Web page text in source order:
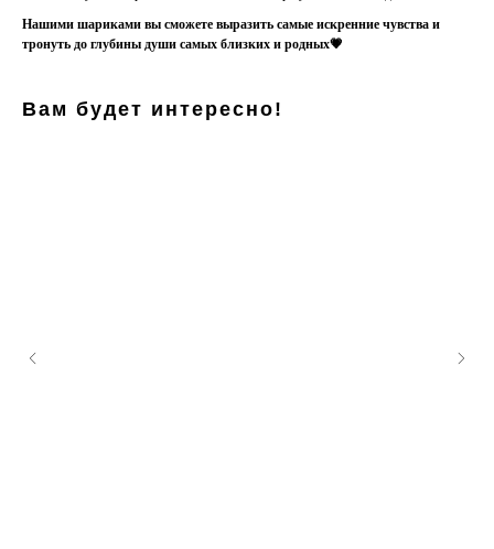
Нашими шариками вы сможете выразить самые искренние чувства и
тронуть до глубины души самых близких и родных💗
Вам будет интересно!